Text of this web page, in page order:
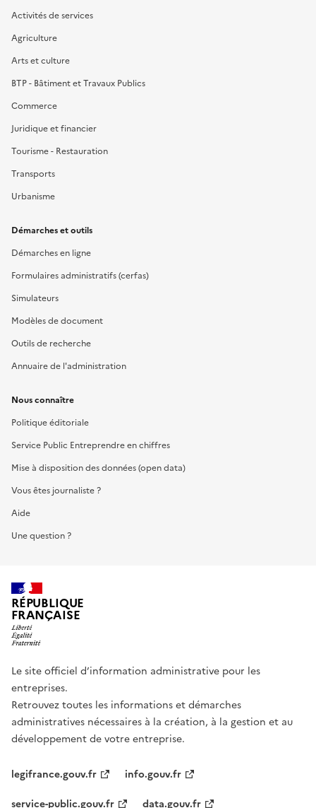
Activités de services
Agriculture
Arts et culture
BTP - Bâtiment et Travaux Publics
Commerce
Juridique et financier
Tourisme - Restauration
Transports
Urbanisme
Démarches et outils
Démarches en ligne
Formulaires administratifs (cerfas)
Simulateurs
Modèles de document
Outils de recherche
Annuaire de l'administration
Nous connaître
Politique éditoriale
Service Public Entreprendre en chiffres
Mise à disposition des données (open data)
Vous êtes journaliste ?
Aide
Une question ?
RÉPUBLIQUE
FRANÇAISE
Le site officiel d’information administrative pour les
entreprises.
Retrouvez toutes les informations et démarches
administratives nécessaires à la création, à la gestion et au
développement de votre entreprise.
legifrance.gouv.fr
info.gouv.fr
service-public.gouv.fr
data.gouv.fr